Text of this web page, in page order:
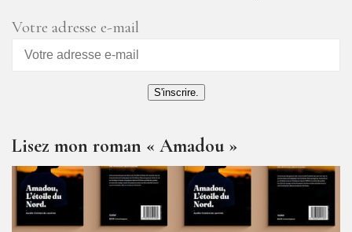
Votre adresse e-mail
S'inscrire.
Lisez mon roman « Amadou »